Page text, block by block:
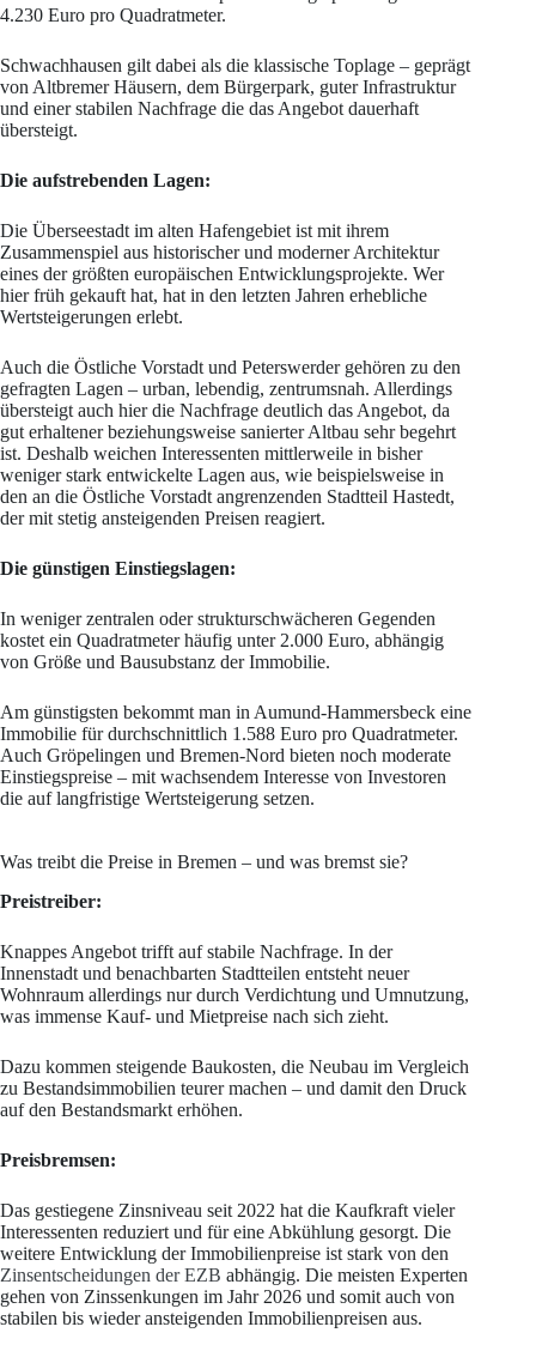
4.230 Euro pro Quadratmeter.
Schwachhausen gilt dabei als die klassische Toplage – geprägt
von Altbremer Häusern, dem Bürgerpark, guter Infrastruktur
und einer stabilen Nachfrage die das Angebot dauerhaft
übersteigt.
Die aufstrebenden Lagen:
Die Überseestadt im alten Hafengebiet ist mit ihrem
Zusammenspiel aus historischer und moderner Architektur
eines der größten europäischen Entwicklungsprojekte. Wer
hier früh gekauft hat, hat in den letzten Jahren erhebliche
Wertsteigerungen erlebt.
Auch die Östliche Vorstadt und Peterswerder gehören zu den
gefragten Lagen – urban, lebendig, zentrumsnah. Allerdings
übersteigt auch hier die Nachfrage deutlich das Angebot, da
gut erhaltener beziehungsweise sanierter Altbau sehr begehrt
ist. Deshalb weichen Interessenten mittlerweile in bisher
weniger stark entwickelte Lagen aus, wie beispielsweise in
den an die Östliche Vorstadt angrenzenden Stadtteil Hastedt,
der mit stetig ansteigenden Preisen reagiert.
Die günstigen Einstiegslagen:
In weniger zentralen oder strukturschwächeren Gegenden
kostet ein Quadratmeter häufig unter 2.000 Euro, abhängig
von Größe und Bausubstanz der Immobilie.
Am günstigsten bekommt man in Aumund-Hammersbeck eine
Immobilie für durchschnittlich 1.588 Euro pro Quadratmeter.
Auch Gröpelingen und Bremen-Nord bieten noch moderate
Einstiegspreise – mit wachsendem Interesse von Investoren
die auf langfristige Wertsteigerung setzen.
Was treibt die Preise in Bremen – und was bremst sie?
Preistreiber:
Knappes Angebot trifft auf stabile Nachfrage. In der
Innenstadt und benachbarten Stadtteilen entsteht neuer
Wohnraum allerdings nur durch Verdichtung und Umnutzung,
was immense Kauf- und Mietpreise nach sich zieht.
Dazu kommen steigende Baukosten, die Neubau im Vergleich
zu Bestandsimmobilien teurer machen – und damit den Druck
auf den Bestandsmarkt erhöhen.
Preisbremsen:
Das gestiegene Zinsniveau seit 2022 hat die Kaufkraft vieler
Interessenten reduziert und für eine Abkühlung gesorgt. Die
weitere Entwicklung der Immobilienpreise ist stark von den
Zinsentscheidungen der EZB abhängig. Die meisten Experten
gehen von Zinssenkungen im Jahr 2026 und somit auch von
stabilen bis wieder ansteigenden Immobilienpreisen aus.